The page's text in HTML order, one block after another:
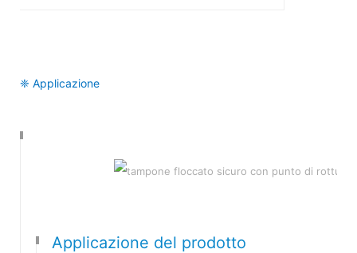
❈ Applicazione
Applicazione del prodotto